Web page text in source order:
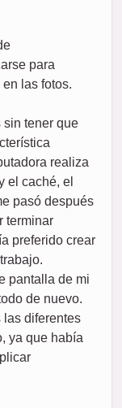
para
las fotos.
sin tener que
realiza
el caché, el
pasó después
terminar
preferido crear
pantalla de mi
de nuevo.
las diferentes
ya que había